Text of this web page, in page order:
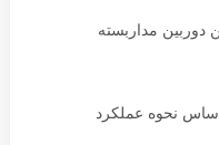
دوربین مداربسته
اساس نحوه عملکرد